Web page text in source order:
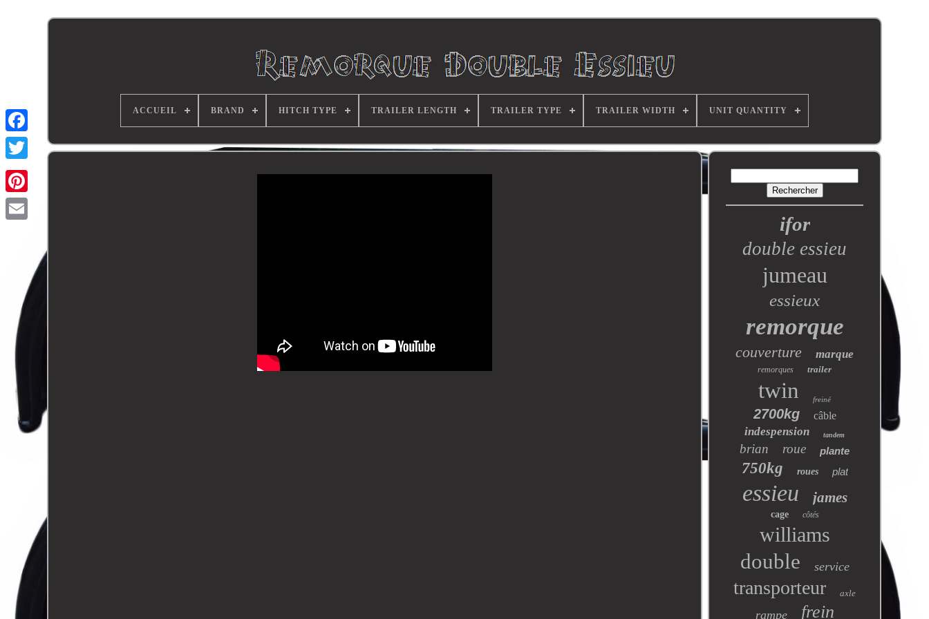
ACCUEIL BRAND HITCH TYPE TRAILER LENGTH TRAILER TYPE TRAILER WIDTH UNIT QUANTITY
ifor
double essieu
jumeau
essieux
remorque
couverture marque
remorques trailer
twin freiné
2700kg câble
indespension tandem
brian roue plante
750kg roues plat
essieu james
cage côtés
williams
double service
transporteur axle
rampe frein